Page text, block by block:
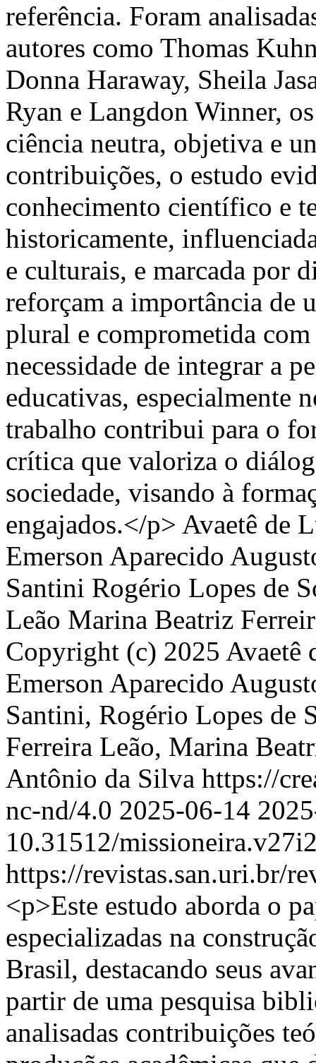
referência. Foram
autores como Thomas
Donna Haraway, Sheila
Ryan e Langdon Winner,
ciência neutra, objetiva e
contribuições, o estudo
conhecimento científico e
historicamente,
e culturais, e marcada por
reforçam a importância de
plural e comprometida
necessidade de integrar a
educativas, especialmente
trabalho contribui para o
crítica que valoriza o
sociedade, visando à
engajados.</p> Avaetê de
Emerson Aparecido
Santini Rogério Lopes de
Leão Marina Beatriz
Copyright (c) 2025 Avaetê
Emerson Aparecido
Santini, Rogério Lopes de
Ferreira Leão, Marina
Antônio da Silva https://
nc-nd/4.0 2025-06-14
10.31512/
https://revistas.san.uri.br/
<p>Este estudo aborda o
especializadas na
Brasil, destacando seus
partir de uma pesquisa
analisadas contribuições